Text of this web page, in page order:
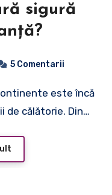
sigură
5 Comentarii
de călătorie. Din…